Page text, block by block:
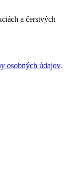
a čerstvých
osobných údajov.